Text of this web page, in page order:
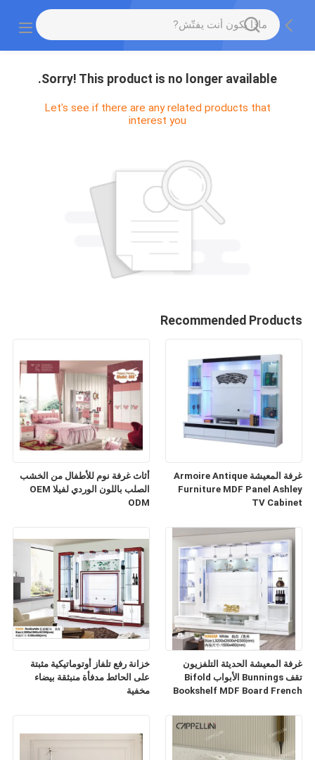
Sorry! This product is no longer available.
Let's see if there are any related products that
interest you
Recommended Products
أثاث غرفة نوم للأطفال من الخشب
الصلب باللون الوردي لفيلا OEM
ODM
غرفة المعيشة Armoire Antique
Furniture MDF Panel Ashley
TV Cabinet
خزانة رفع تلفاز أوتوماتيكية مثبتة
على الحائط مدفأة منبثقة بيضاء
مخفية
غرفة المعيشة الحديثة التلفزيون
تقف Bunnings الأبواب Bifold
Bookshelf MDF Board French